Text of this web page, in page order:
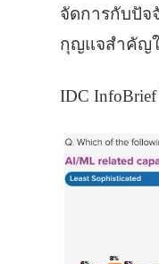
จัดการกับปัจ
กุญแจสําคัญ
IDC